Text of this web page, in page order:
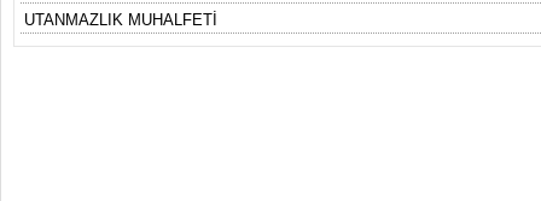
UTANMAZLIK MUHALFETİ